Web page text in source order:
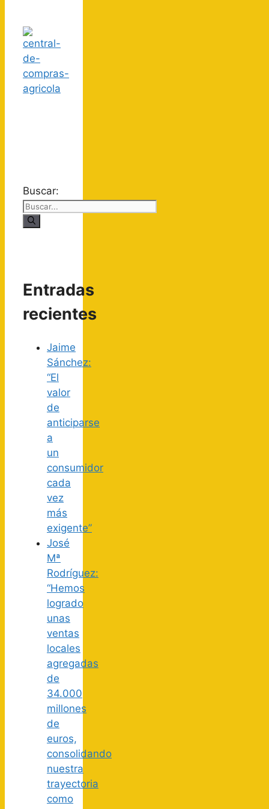
Buscar:
Entradas
recientes
Jaime
Sánchez:
“El
valor
de
anticiparse
a
un
consumidor
cada
vez
más
exigente”
José
Mª
Rodríguez:
“Hemos
logrado
unas
ventas
locales
agregadas
de
34.000
millones
de
euros,
consolidando
nuestra
trayectoria
como